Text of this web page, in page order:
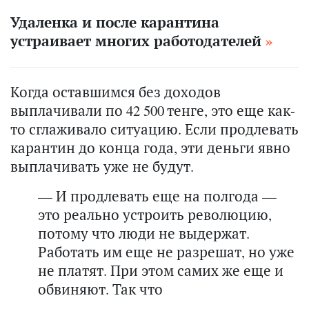
Удаленка и после карантина
устраивает многих работодателей
Когда оставшимся без доходов
выплачивали по 42 500 тенге, это еще как-
то сглаживало ситуацию. Если продлевать
карантин до конца года, эти деньги явно
выплачивать уже не будут.
— И продлевать еще на полгода —
это реально устроить революцию,
потому что люди не выдержат.
Работать им еще не разрешат, но уже
не платят. При этом самих же еще и
обвиняют. Так что